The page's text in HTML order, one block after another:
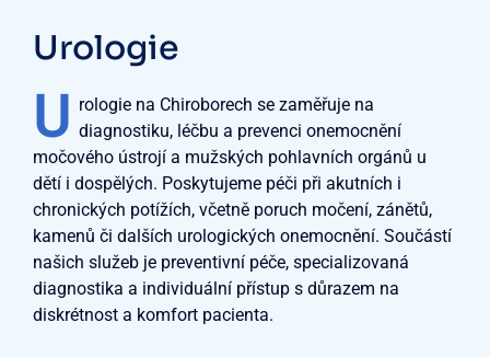
Urologie
U rologie na Chiroborech se zaměřuje na
diagnostiku, léčbu a prevenci onemocnění
močového ústrojí a mužských pohlavních orgánů u
dětí i dospělých. Poskytujeme péči při akutních i
chronických potížích, včetně poruch močení, zánětů,
kamenů či dalších urologických onemocnění. Součástí
našich služeb je preventivní péče, specializovaná
diagnostika a individuální přístup s důrazem na
diskrétnost a komfort pacienta.